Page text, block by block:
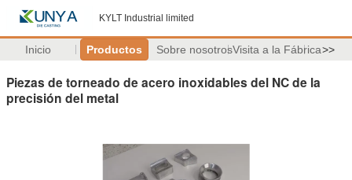
KYLT Industrial limited
Inicio Productos Sobre nosotrosVisita a la Fábrica>>
Piezas de torneado de acero inoxidables del NC de la
precisión del metal